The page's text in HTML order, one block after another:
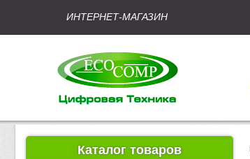
ИНТЕРНЕТ-МАГАЗИН
Каталог товаров